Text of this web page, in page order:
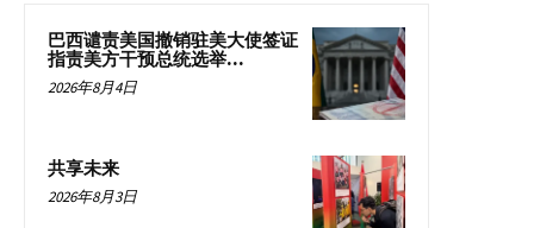
巴西谴责美国撤销驻美大使签证
指责美方干预总统选举...
2026年8月4日
共享未来
2026年8月3日